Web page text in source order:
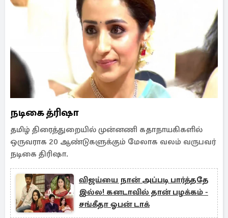
நடிகை த்ரிஷா
தமிழ் திரைத்துறையில் முன்னணி கதாநாயகிகளில்
ஒருவராக 20 ஆண்டுகளுக்கும் மேலாக வலம் வருபவர்
நடிகை திரிஷா.
விஜய்யை நான் அப்படி பார்த்ததே
இல்ல! கனடாவில் தான் பழக்கம் -
சங்கீதா ஓபன் டாக்